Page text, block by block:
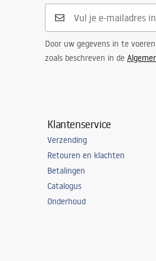
Door uw gegevens in te
zoals beschreven in de
Klantenservice
Verzending
Retouren en klachten
Betalingen
Catalogus
Onderhoud